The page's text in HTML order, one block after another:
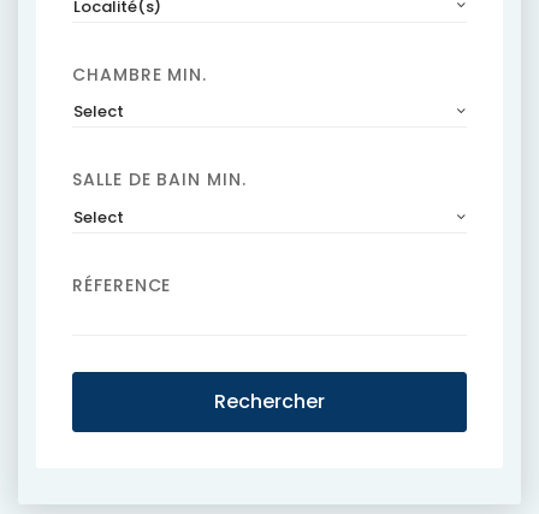
Localité(s)
CHAMBRE MIN.
Select
SALLE DE BAIN MIN.
Select
RÉFERENCE
Rechercher